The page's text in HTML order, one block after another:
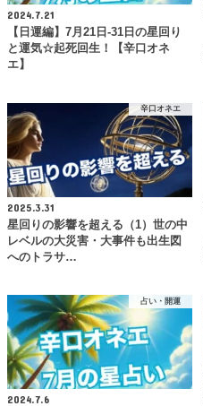
2024.7.21
【日運編】7月21日-31日の星回り
と運気☆起死回生！【辛口オネ
エ】
辛口オネエ
2025.3.31
星回りの影響を超える（1）世の中
レベルの大災害・大事件も出生図
へのトラサ…
占い・開運
2024.7.6